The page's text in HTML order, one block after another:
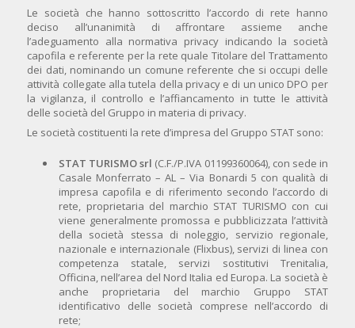
Le società che hanno sottoscritto l’accordo di rete hanno
deciso all’unanimità di affrontare assieme anche
l’adeguamento alla normativa privacy indicando la società
capofila e referente per la rete quale Titolare del Trattamento
dei dati, nominando un comune referente che si occupi delle
attività collegate alla tutela della privacy e di un unico DPO per
la vigilanza, il controllo e l’affiancamento in tutte le attività
delle società del Gruppo in materia di privacy.
Le società costituenti la rete d’impresa del Gruppo STAT sono:
STAT TURISMO srl (C.F./P.IVA 01199360064), con sede in
Casale Monferrato – AL – Via Bonardi 5 con qualità di
impresa capofila e di riferimento secondo l’accordo di
rete, proprietaria del marchio STAT TURISMO con cui
viene generalmente promossa e pubblicizzata l’attività
della società stessa di noleggio, servizio regionale,
nazionale e internazionale (Flixbus), servizi di linea con
competenza statale, servizi sostitutivi Trenitalia,
Officina, nell’area del Nord Italia ed Europa. La società è
anche proprietaria del marchio Gruppo STAT
identificativo delle società comprese nell’accordo di
rete;